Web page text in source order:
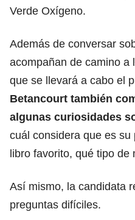
Verde Oxígeno.
Además de conversar
acompañan de camino a
que se llevará a cabo el
Betancourt también
algunas curiosidades
cuál considera que es
libro favorito, qué tipo de
Así mismo, la candidata
preguntas difíciles.